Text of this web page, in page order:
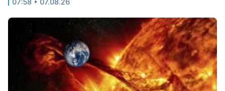
07:58 • 07.08.26